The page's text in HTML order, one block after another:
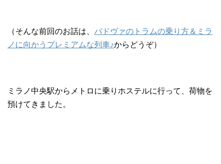
（そんな前回のお話は、 パドヴァのトラムの乗り方＆ミラ
ノに向かうプレミアムな列車♪からどうぞ）
ミラノ中央駅からメトロに乗りホステルに行って、荷物を
預けてきました。